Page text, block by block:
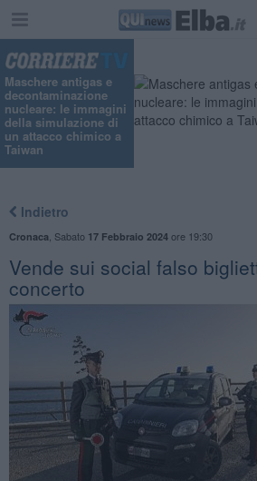
Maschere antigas e
decontaminazione
nucleare: le immagini
della simulazione di
un attacco chimico a
Taiwan
Indietro
Cronaca Sabato 17 Febbraio 2024ore 19:30
Vende sui social falso
concerto